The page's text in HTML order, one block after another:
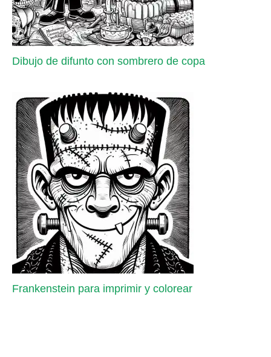
Dibujo de difunto con sombrero de copa
Frankenstein para imprimir y colorear